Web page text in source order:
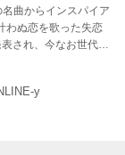
曲からインスパイア
わぬ恋を歌った失恋
され、今なお世代を
曲をモチーフに、全
きや・みなと）を赤
会い、運命的な恋を
y